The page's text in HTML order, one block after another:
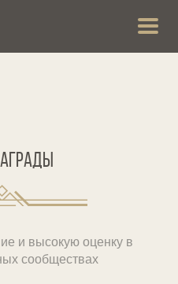
и высокую оценку в
сообществах